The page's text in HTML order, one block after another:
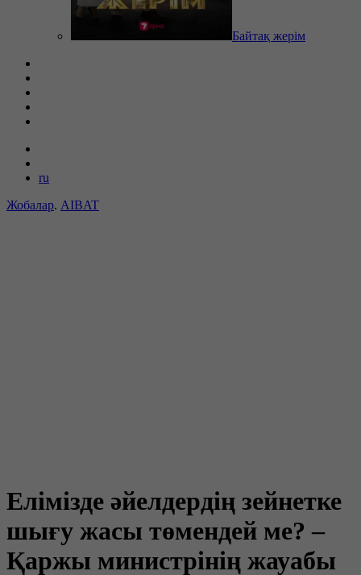
Байтақ жерім
ru
Жобалар. AIBAT
Елімізде әйелдердің зейнетке
шығу жасы төмендей ме? –
Қаржы министрінің жауабы